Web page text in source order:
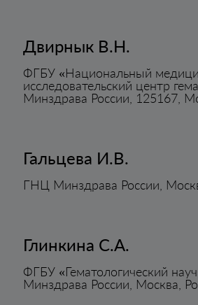
Двирнык В.Н.
ФГБУ «Национальный
исследовательский центр
Минздрава России, 125167,
Гальцева И.В.
ГНЦ Минздрава России,
Глинкина С.А.
ФГБУ «Гематологический
Минздрава России, Москва,